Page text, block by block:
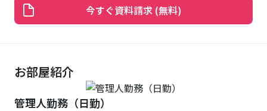
今すぐ資料請求 (無料)
お部屋紹介
管理人勤務（日勤）